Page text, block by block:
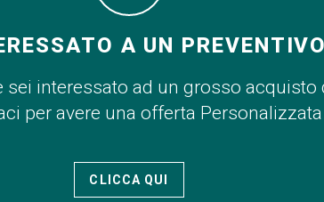
A UN
sei interessato ad un grosso acquisto
per avere una offerta Personalizzata
CLICCA QUI